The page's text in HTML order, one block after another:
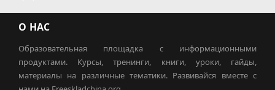
О НАС
Образовательная площадка с информационными
продуктами. Курсы, тренинги, книги, уроки, гайды,
материалы на различные тематики. Развивайся вместе с